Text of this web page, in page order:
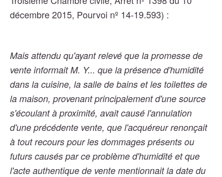
décembre 2015, Pourvoi nº 14-19.593) :
Mais attendu qu'ayant relevé que la promesse de
vente informait M. Y... que la présence d'humidité
dans la cuisine, la salle de bains et les toilettes de
la maison, provenant principalement d'une source
s'écoulant à proximité, avait causé l'annulation
d'une précédente vente, que l'acquéreur renonçait
à tout recours pour les dommages présents ou
futurs causés par ce problème d'humidité et que
l'acte authentique de vente mentionnait la date du